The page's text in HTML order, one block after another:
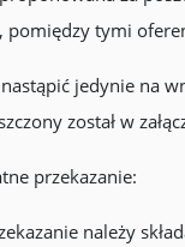
pomiędzy tymi
nastąpić jedynie
został w
przekazanie:
należy